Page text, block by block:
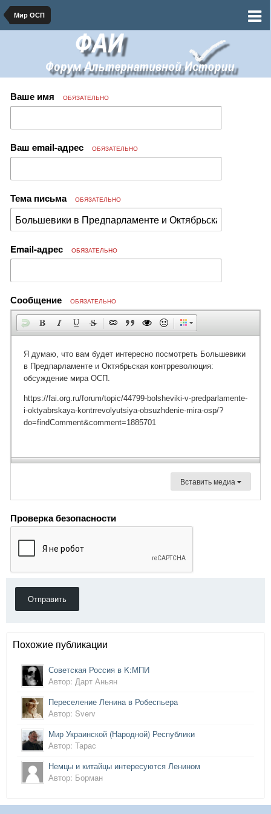
Мир ОСП
Ваше имя ОБЯЗАТЕЛЬНО
Ваш email-адрес ОБЯЗАТЕЛЬНО
Тема письма ОБЯЗАТЕЛЬНО
Email-адрес ОБЯЗАТЕЛЬНО
Сообщение ОБЯЗАТЕЛЬНО
Вставить медиа
Проверка безопасности
Отправить
Похожие публикации
Советская Россия в K:МПИ
Автор: Дарт Аньян
Переселение Ленина в Робеспьера
Автор: Sverv
Мир Украинской (Народной) Республики
Автор: Тарас
Немцы и китайцы интересуются Ленином
Автор: Борман